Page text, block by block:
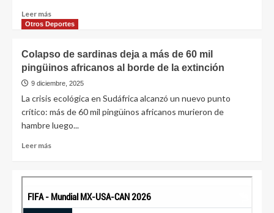
Leer más
Otros Deportes
Colapso de sardinas deja a más de 60 mil
pingüinos africanos al borde de la extinción
9 diciembre, 2025
La crisis ecológica en Sudáfrica alcanzó un nuevo punto
crítico: más de 60 mil pingüinos africanos murieron de
hambre luego...
Leer más